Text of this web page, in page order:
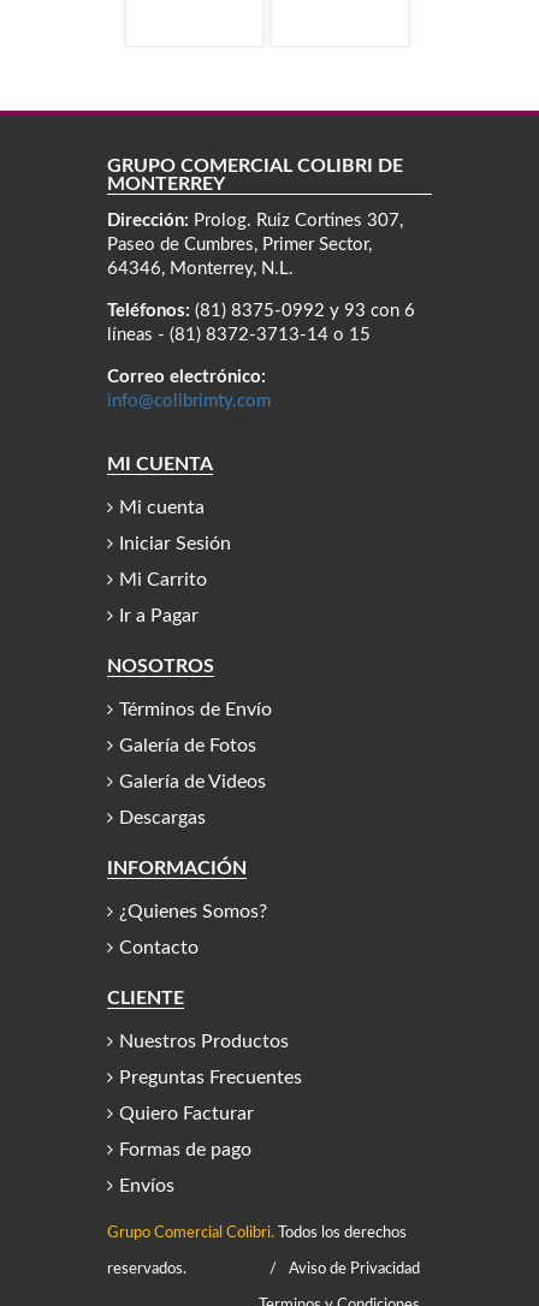
GRUPO COMERCIAL COLIBRÍ DE
MONTERREY
Dirección: Prolog. Ruiz Cortines 307,
Paseo de Cumbres, Primer Sector,
64346, Monterrey, N.L.
Teléfonos: (81) 8375-0992 y 93 con 6
líneas - (81) 8372-3713-14 o 15
Correo electrónico:
info@colibrimty.com
MI CUENTA
Mi cuenta
Iniciar Sesión
Mi Carrito
Ir a Pagar
NOSOTROS
Términos de Envío
Galería de Fotos
Galería de Videos
Descargas
INFORMACIÓN
¿Quienes Somos?
Contacto
CLIENTE
Nuestros Productos
Preguntas Frecuentes
Quiero Facturar
Formas de pago
Envíos
Grupo Comercial Colibri. Todos los derechos
reservados. Aviso de Privacidad
/